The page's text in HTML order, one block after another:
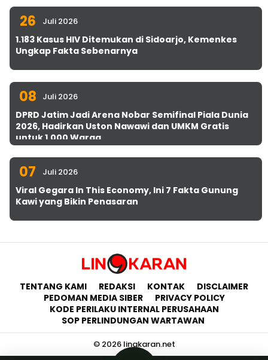
26 Juli 2026
1.183 Kasus HIV Ditemukan di Sidoarjo, Kemenkes
Ungkap Fakta Sebenarnya
08 Juli 2026
DPRD Jatim Jadi Arena Nobar Semifinal Piala Dunia
2026, Hadirkan Uston Nawawi dan UMKM Gratis
untuk 1.000 Warga
07 Juli 2026
Viral Gegara In This Economy, Ini 7 Fakta Gunung
Kawi yang Bikin Penasaran
TENTANG KAMI REDAKSI KONTAK
DISCLAIMER
PEDOMAN MEDIA SIBER
PRIVACY POLICY
KODE PERILAKU INTERNAL PERUSAHAAN
SOP PERLINDUNGAN WARTAWAN
© 2026 lingkaran.net